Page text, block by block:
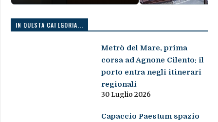
IN QUESTA CATEGORIA...
Metrò del Mare, prima
corsa ad Agnone Cilento: il
porto entra negli itinerari
regionali
30 Luglio 2026
Capaccio Paestum spazio